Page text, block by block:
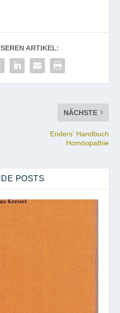
ARTIKEL:
NÄCHSTE
Enders‘ Handbuch
Homöopathie
POSTS